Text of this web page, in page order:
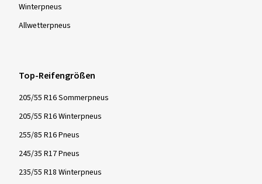
Winter­pneus
Allwetter­pneus
Top-Reifengrößen
205/55 R16 Sommerpneus
205/55 R16 Winterpneus
255/85 R16 Pneus
245/35 R17 Pneus
235/55 R18 Winterpneus